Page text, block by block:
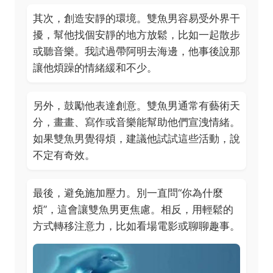
其次，創造安靜的環境。雙魚男容易受外界干
擾，幫他找個安靜的地方放鬆，比如一起散步
或聽音樂。我試過帶阿明去海邊，他事後說那
讓他煩躁的情緒緩和不少。
另外，鼓勵他表達創意。雙魚男通常有藝術天
分，畫畫、寫作或音樂能幫助他們宣洩情緒。
如果雙魚男覺得煩，建議他試試這些活動，說
不定有奇效。
最後，避免施加壓力。別一直問“你為什麼
煩”，這會讓雙魚男更焦慮。相反，用輕鬆的
方式轉移注意力，比如看場電影或聊聊趣事。